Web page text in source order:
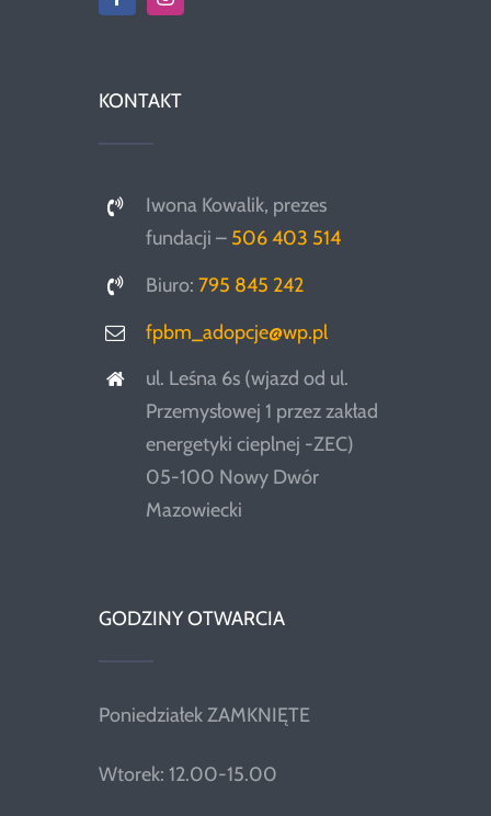
KONTAKT
Iwona Kowalik, prezes
fundacji – 506 403 514
Biuro:795 845 242
fpbm_adopcje@wp.pl
ul. Leśna 6s (wjazd od ul.
Przemysłowej 1 przez zakład
energetyki cieplnej -ZEC)
05-100 Nowy Dwór
Mazowiecki
GODZINY OTWARCIA
Poniedziałek ZAMKNIĘTE
Wtorek: 12.00-15.00